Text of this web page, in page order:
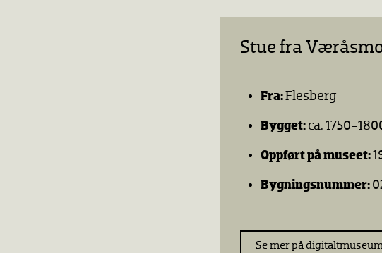
Stue fra
Fra:Flesberg
Bygget: ca. 1750-
Oppført på museet:
Bygningsnummer:
Se mer på